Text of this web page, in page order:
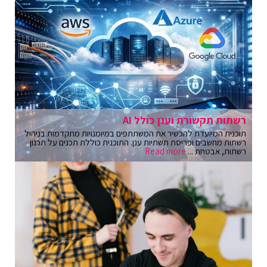
רשתות תקשורת וענן כולל AI
תוכנית המיועדת להכשיר את המשתתפים במיומנויות מתקדמות בניהול
רשתות מחשבים ופריסת תשתיות ענן. התוכנית כוללת תכנים על תכנון
רשתות, אבטחת ...Read more